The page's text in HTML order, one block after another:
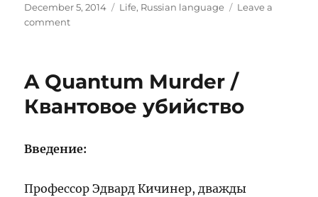
Posted
on
December 5, 2014 Categories
Life, Russian language
Leave a
commenton
отдыхаю!
A Quantum Murder /
Квантовое убийство
Введение:
Профессор Эдвард Кичинер, дважды